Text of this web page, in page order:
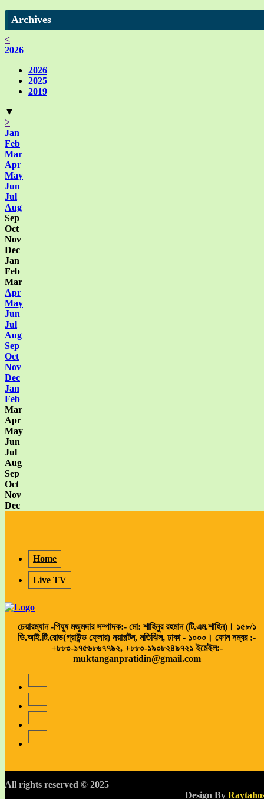
Archives
<
2026
2026
2025
2019
▼
>
Jan
Feb
Mar
Apr
May
Jun
Jul
Aug
Sep
Oct
Nov
Dec
Jan
Feb
Mar
Apr
May
Jun
Jul
Aug
Sep
Oct
Nov
Dec
Jan
Feb
Mar
Apr
May
Jun
Jul
Aug
Sep
Oct
Nov
Dec
Home
Live TV
চেয়ারম্যান -পিযূষ মজুমদার সম্পাদক:- মো: শাহিনুর রহমান (টি.এম.শাহিন)। ১৫৮/১
ডি.আই.টি.রোড(গ্রাউন্ড ফ্লোর) নয়াপল্টন, মতিঝিল, ঢাকা - ১০০০। ফোন নম্বর :-
+৮৮০-১৭৫৬৮৬৭৭৯২, +৮৮০-১৯০৮২৪৯৭২১ ইমেইল:-
muktanganpratidin@gmail.com
All rights reserved © 2025
Design By